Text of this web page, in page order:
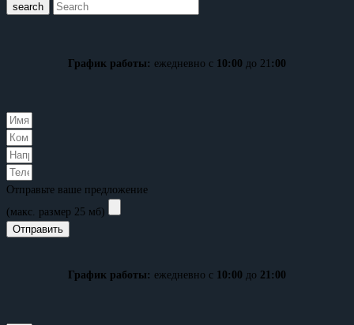
search
График работы: ежедневно с 10:00 до 21 :00
Отправьте ваше предложение
(макс. размер 25 мб)
Отправить
График работы: ежедневно с 10:00 до 21:00